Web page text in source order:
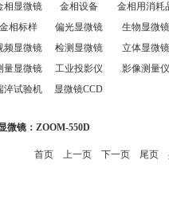
相显微镜
金相设备
金相用消耗
金相标样
偏光显微镜
生物显微镜
频显微镜
检测显微镜
立体显微镜
量显微镜
工业投影仪
影像测量仪
淬试验机
显微镜CCD
微镜：ZOOM-550D
首页 上一页 下一页 尾页